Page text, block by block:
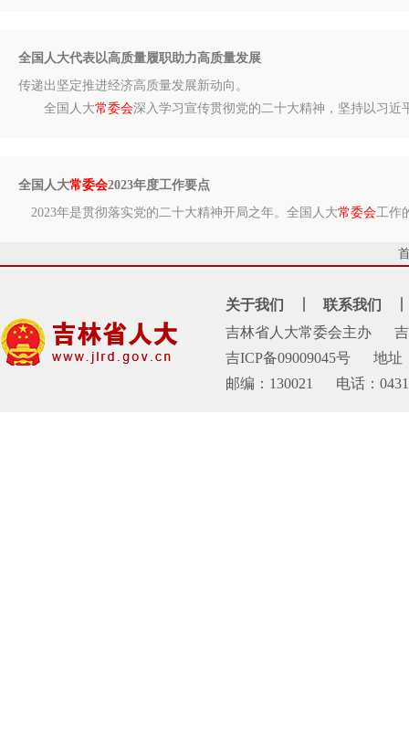
全国人大代表以高质量履职助力高质量发展
传递出坚定推进经济高质量发展新动向。
全国人大常委会深入学习宣传贯彻党的二十大精神，坚持以习近
全国人大常委会2023年度工作要点
2023年是贯彻落实党的二十大精神开局之年。全国人大常委会工作